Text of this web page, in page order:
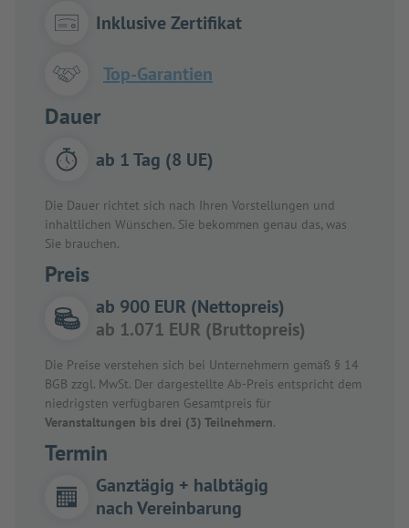
Inklusive Zertifikat
Top-Garantien
Dauer
ab 1 Tag (8 UE)
Die Dauer richtet sich nach Ihren Vorstellungen und
inhaltlichen Wünschen. Sie bekommen genau das, was
Sie brauchen.
Preis
ab 900 EUR (Nettopreis)
ab 1.071 EUR (Bruttopreis)
Die Preise verstehen sich bei Unternehmern gemäß § 14
BGB zzgl. MwSt. Der dargestellte Ab-Preis entspricht dem
niedrigsten verfügbaren Gesamtpreis für
Veranstaltungen bis drei (3) Teilnehmern.
Termin
Ganztägig + halbtägig
nach Vereinbarung